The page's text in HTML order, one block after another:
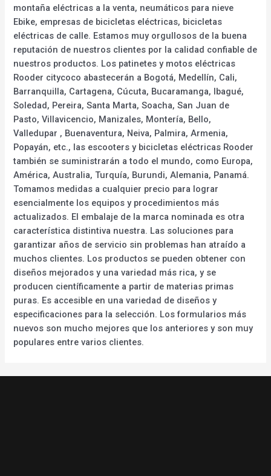
montaña eléctricas a la venta, neumáticos para nieve
Ebike, empresas de bicicletas eléctricas, bicicletas
eléctricas de calle. Estamos muy orgullosos de la buena
reputación de nuestros clientes por la calidad confiable de
nuestros productos. Los patinetes y motos eléctricas
Rooder citycoco abastecerán a Bogotá, Medellín, Cali,
Barranquilla, Cartagena, Cúcuta, Bucaramanga, Ibagué,
Soledad, Pereira, Santa Marta, Soacha, San Juan de
Pasto, Villavicencio, Manizales, Montería, Bello,
Valledupar , Buenaventura, Neiva, Palmira, Armenia,
Popayán, etc., las escooters y bicicletas eléctricas Rooder
también se suministrarán a todo el mundo, como Europa,
América, Australia, Turquía, Burundi, Alemania, Panamá.
Tomamos medidas a cualquier precio para lograr
esencialmente los equipos y procedimientos más
actualizados. El embalaje de la marca nominada es otra
característica distintiva nuestra. Las soluciones para
garantizar años de servicio sin problemas han atraído a
muchos clientes. Los productos se pueden obtener con
diseños mejorados y una variedad más rica, y se
producen científicamente a partir de materias primas
puras. Es accesible en una variedad de diseños y
especificaciones para la selección. Los formularios más
nuevos son mucho mejores que los anteriores y son muy
populares entre varios clientes.